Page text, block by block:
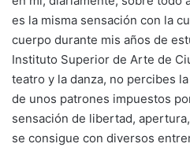
es la misma sensación con la
cuerpo durante mis años de
Instituto Superior de Arte de
teatro y la danza, no percibes
de unos patrones impuestos
sensación de libertad,
se consigue con diversos